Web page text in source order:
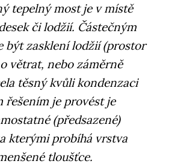
tepelný most je v místě
či lodžií. Částečným
být zasklení lodžií (prostor
větrat, nebo záměrně
těsný kvůli kondenzaci
řešením je provést je
(předsazené)
kterými probíhá vrstva
tloušťce.